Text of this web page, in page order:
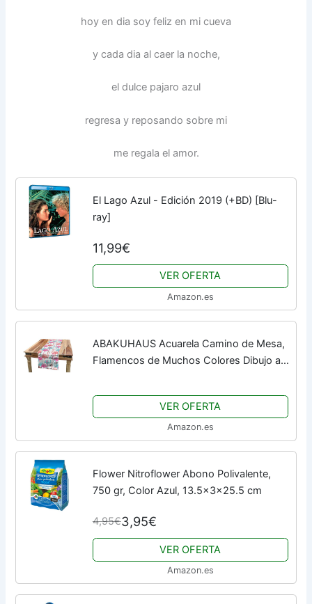
hoy en dia soy feliz en mi cueva
y cada dia al caer la noche,
el dulce pajaro azul
regresa y reposando sobre mi
me regala el amor.
El Lago Azul - Edición 2019 (+BD) [Blu-
ray]
11,99€
VER OFERTA
Amazon.es
ABAKUHAUS Acuarela Camino de Mesa,
Flamencos de Muchos Colores Dibujo a
Rectangular para el Comedor Material
VER OFERTA
Amazon.es
Flower Nitroflower Abono Polivalente,
750 gr, Color Azul, 13.5x3x25.5 cm
4,95€3,95€
VER OFERTA
Amazon.es